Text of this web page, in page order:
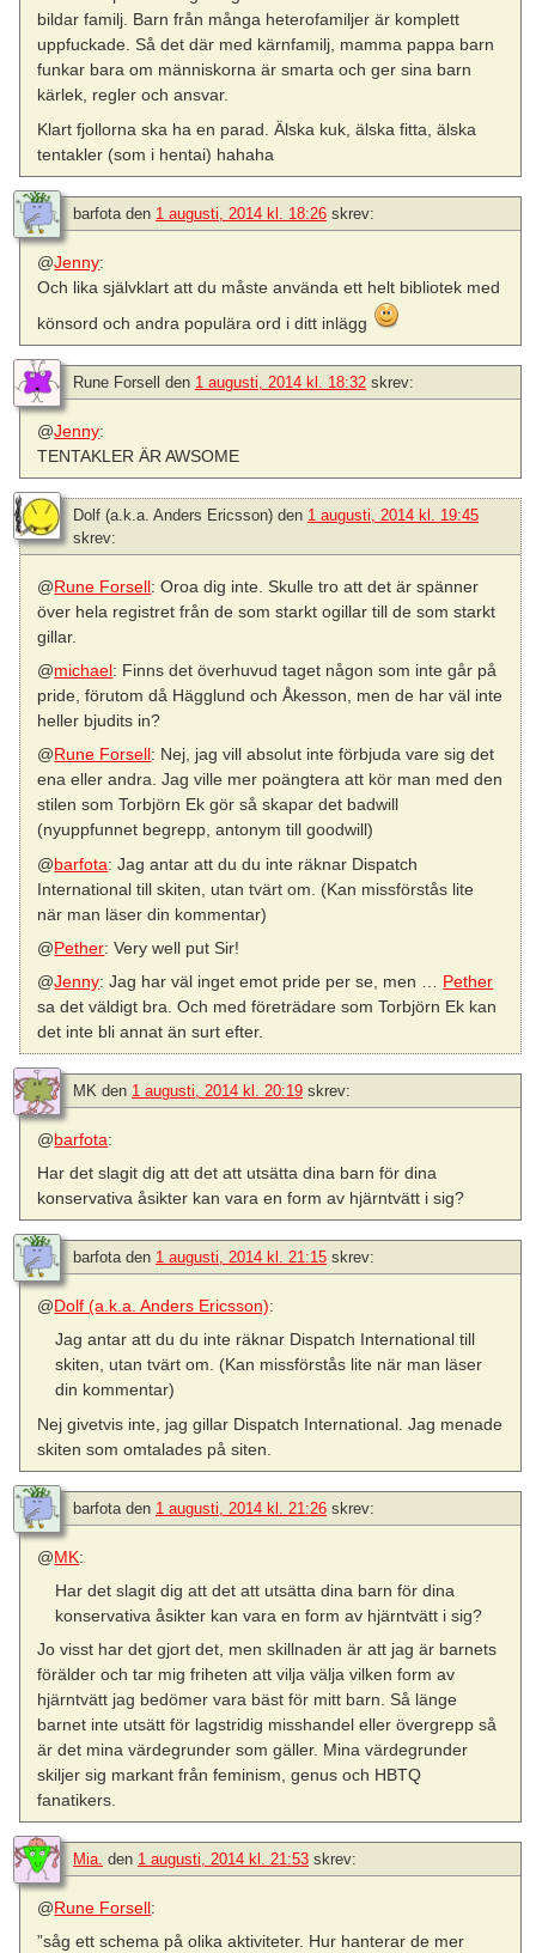
bildar familj. Barn från många heterofamiljer är komplett
uppfuckade. Så det där med kärnfamilj, mamma pappa barn
funkar bara om människorna är smarta och ger sina barn
kärlek, regler och ansvar.
Klart fjollorna ska ha en parad. Älska kuk, älska fitta, älska
tentakler (som i hentai) hahaha
barfota den 1 augusti, 2014 kl. 18:26 skrev:
@Jenny:
Och lika självklart att du måste använda ett helt bibliotek med
könsord och andra populära ord i ditt inlägg
Rune Forsell den 1 augusti, 2014 kl. 18:32 skrev:
@Jenny:
TENTAKLER ÄR AWSOME
Dolf (a.k.a. Anders Ericsson) den 1 augusti, 2014 kl. 19:45
skrev:
@Rune Forsell: Oroa dig inte. Skulle tro att det är spänner
över hela registret från de som starkt ogillar till de som starkt
gillar.
@michael: Finns det överhuvud taget någon som inte går på
pride, förutom då Hägglund och Åkesson, men de har väl inte
heller bjudits in?
@Rune Forsell: Nej, jag vill absolut inte förbjuda vare sig det
ena eller andra. Jag ville mer poängtera att kör man med den
stilen som Torbjörn Ek gör så skapar det badwill
(nyuppfunnet begrepp, antonym till goodwill)
@barfota: Jag antar att du du inte räknar Dispatch
International till skiten, utan tvärt om. (Kan missförstås lite
när man läser din kommentar)
@Pether: Very well put Sir!
@Jenny: Jag har väl inget emot pride per se, men … Pether
sa det väldigt bra. Och med företrädare som Torbjörn Ek kan
det inte bli annat än surt efter.
MK den 1 augusti, 2014 kl. 20:19 skrev:
@barfota:
Har det slagit dig att det att utsätta dina barn för dina
konservativa åsikter kan vara en form av hjärntvätt i sig?
barfotaden 1 augusti, 2014 kl. 21:15 skrev:
@Dolf (a.k.a. Anders Ericsson):
Jag antar att du du inte räknar Dispatch International till
skiten, utan tvärt om. (Kan missförstås lite när man läser
din kommentar)
Nej givetvis inte, jag gillar Dispatch International. Jag menade
skiten som omtalades på siten.
barfota den 1 augusti, 2014 kl. 21:26 skrev:
@MK:
Har det slagit dig att det att utsätta dina barn för dina
konservativa åsikter kan vara en form av hjärntvätt i sig?
Jo visst har det gjort det, men skillnaden är att jag är barnets
förälder och tar mig friheten att vilja välja vilken form av
hjärntvätt jag bedömer vara bäst för mitt barn. Så länge
barnet inte utsätt för lagstridig misshandel eller övergrepp så
är det mina värdegrunder som gäller. Mina värdegrunder
skiljer sig markant från feminism, genus och HBTQ
fanatikers.
Mia. den 1 augusti, 2014 kl. 21:53 skrev:
@Rune Forsell:
”såg ett schema på olika aktiviteter. Hur hanterar de mer